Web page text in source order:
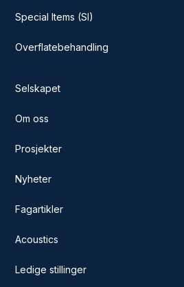
Special Items (SI)
Overflatebehandling
Selskapet
Om oss
Prosjekter
Nyheter
Fagartikler
Acoustics
Ledige stillinger